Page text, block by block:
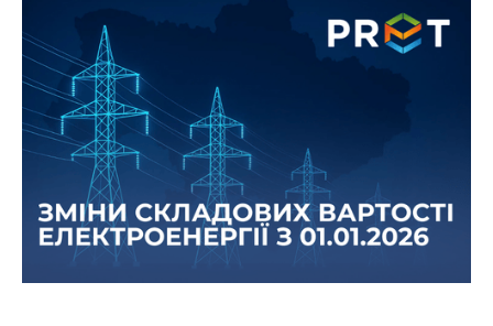
Зміни тарифів на передачу та
розподіл електричної енергії з 1
січня 2026 року
Набирають чинності оновлені державні тарифи
на передачу та розподіл електроенергії для
бізнесу, що можуть впливати на кінцеву
вартість електроенергії.